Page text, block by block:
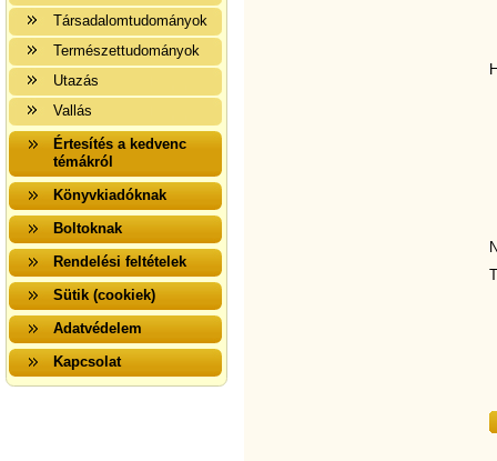
Társadalomtudományok
Természettudományok
Utazás
Vallás
Értesítés a kedvenc
témákról
Könyvkiadóknak
Boltoknak
Rendelési feltételek
Sütik (cookiek)
Adatvédelem
Kapcsolat